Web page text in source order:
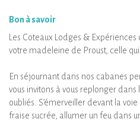
Bon à savoir
Les Coteaux Lodges &
votre madeleine de Proust, celle
En séjournant dans nos cabanes
vous invitons à vous replonger
oubliés. S’émerveiller devant la
fraise sucrée, allumer un feu dans